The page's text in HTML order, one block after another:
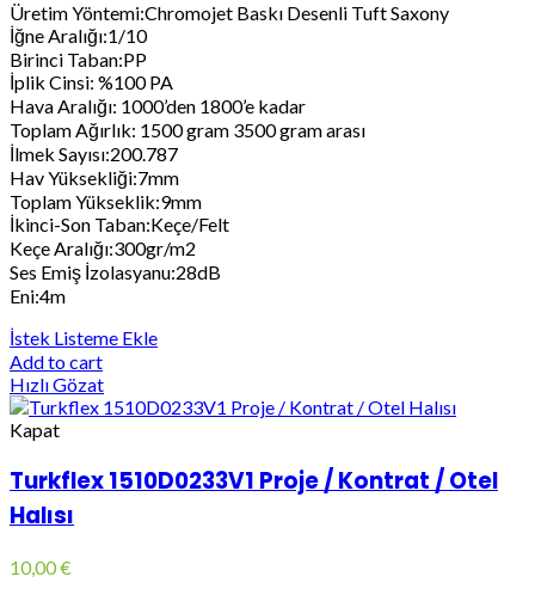
Üretim Yöntemi:Chromojet Baskı Desenli Tuft Saxony
İğne Aralığı:1/10
Birinci Taban:PP
İplik Cinsi: %100 PA
Hava Aralığı: 1000’den 1800’e kadar
Toplam Ağırlık: 1500 gram 3500 gram arası
İlmek Sayısı:200.787
Hav Yüksekliği:7mm
Toplam Yükseklik:9mm
İkinci-Son Taban:Keçe/Felt
Keçe Aralığı:300gr/m2
Ses Emiş İzolasyanu:28dB
Eni:4m
İstek Listeme Ekle
Add to cart
Hızlı Gözat
Kapat
Turkflex 1510D0233V1 Proje / Kontrat / Otel
Halısı
10,00€